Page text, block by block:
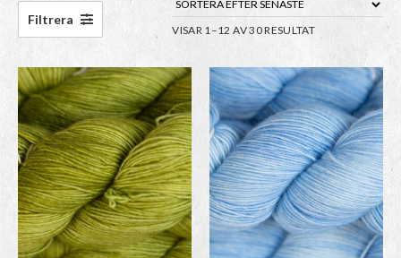
VISAR 1–12 AV 30 RESULTATSORTERA
Filtrera